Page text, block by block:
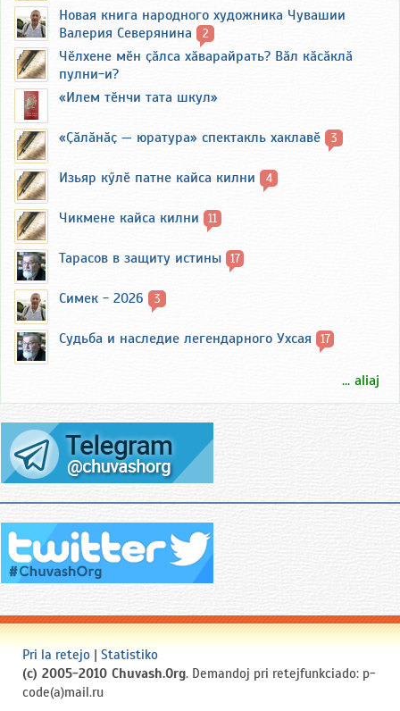
Новая книга народного художника Чувашии
Валерия Северянина
2
Чӗлхене мӗн ҫӑлса хӑварайрать? Вӑл кӑсӑклӑ
пулни-и?
«Илем тӗнчи тата шкул»
«Ҫӑлӑнӑҫ — юратура» спектакль хаклавӗ 3
Изьяр кӳлӗ патне кайса килни 4
Чикмене кайса килни 11
Тарасов в защиту истины 17
Симек - 2026 3
Судьба и наследие легендарного Ухсая 17
... aliaj
Pri la retejo | Statistiko
(c) 2005-2010 Chuvash.Org. Demandoj pri retejfunkciado: p-
code(a)mail.ru